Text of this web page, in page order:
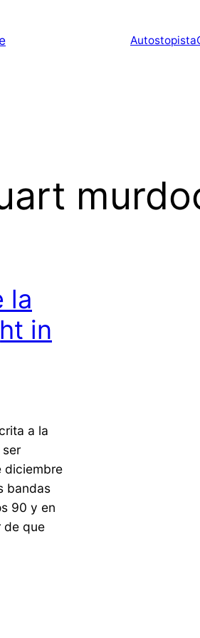
Autostopista
la
in
a la
diciembre
bandas
90 y en
de que